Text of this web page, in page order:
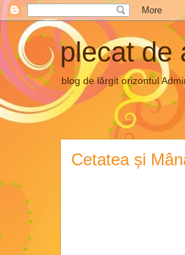
plecat de
blog de lărgit orizontul
Cetatea și